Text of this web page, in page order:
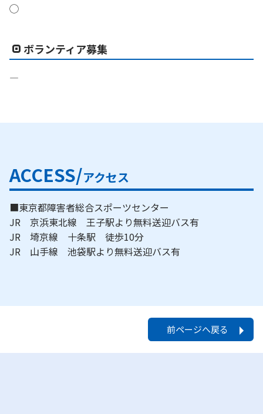
◯
ボランティア募集
―
ACCESS/アクセス
■東京都障害者総合スポーツセンター
JR 京浜東北線 王子駅より無料送迎バス有
JR 埼京線 十条駅 徒歩10分
JR 山手線 池袋駅より無料送迎バス有
前ページへ戻る